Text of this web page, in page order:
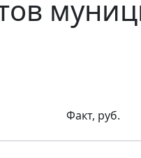
Факт, руб.